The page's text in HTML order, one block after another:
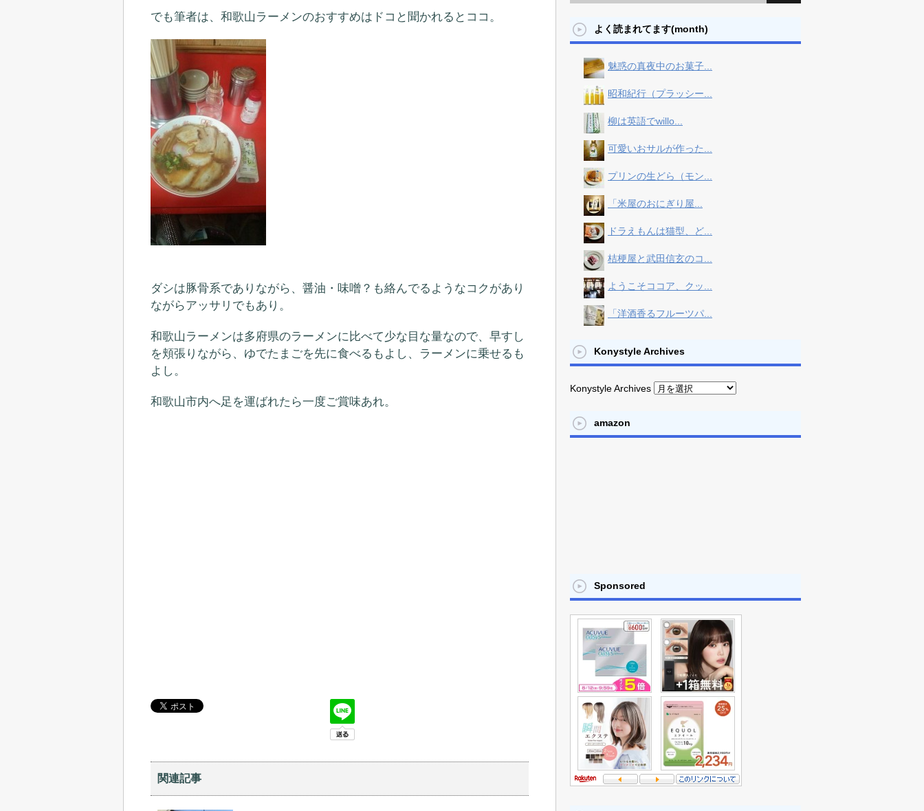
でも筆者は、和歌山ラーメンのおすすめはドコと聞かれるとココ。
ダシは豚骨系でありながら、醤油・味噌？も絡んでるようなコクがあり
ながらアッサリでもあり。
和歌山ラーメンは多府県のラーメンに比べて少な目な量なので、早すし
を頬張りながら、ゆでたまごを先に食べるもよし、ラーメンに乗せるも
よし。
和歌山市内へ足を運ばれたら一度ご賞味あれ。
関連記事
よく読まれてます(month)
魅惑の真夜中のお菓子...
昭和紀行（プラッシー...
柳は英語でwillo...
可愛いおサルが作った...
プリンの生どら（モン...
「米屋のおにぎり屋...
ドラえもんは猫型、ど...
桔梗屋と武田信玄のコ...
ようこそココア、クッ...
「洋酒香るフルーツパ...
Konystyle Archives
Konystyle Archives
amazon
Sponsored